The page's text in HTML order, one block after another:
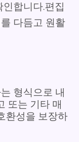
합니다.편집
다듬고 원활
형식으로 내
또는 기타 매
환성을 보장하